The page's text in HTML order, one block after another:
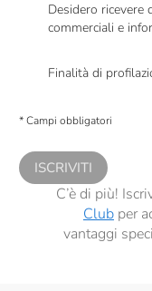
Desidero ricevere
commerciali e
Finalità di
comunicazioni
* Campi obbligatori
ISCRIVITI
C’è di più!
Clubper
vantaggi